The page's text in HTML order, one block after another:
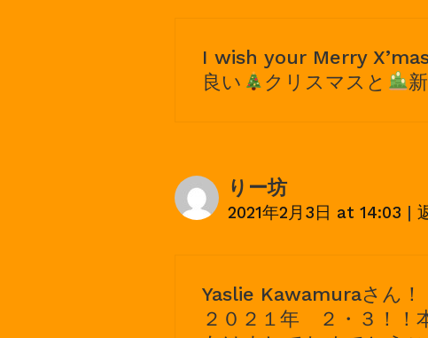
I wish your Merry
良い
クリスマスと
りー坊
2021年2月3日 at 14:03
Yaslie Kawamuraさん！
２０２１年 ２・３！！